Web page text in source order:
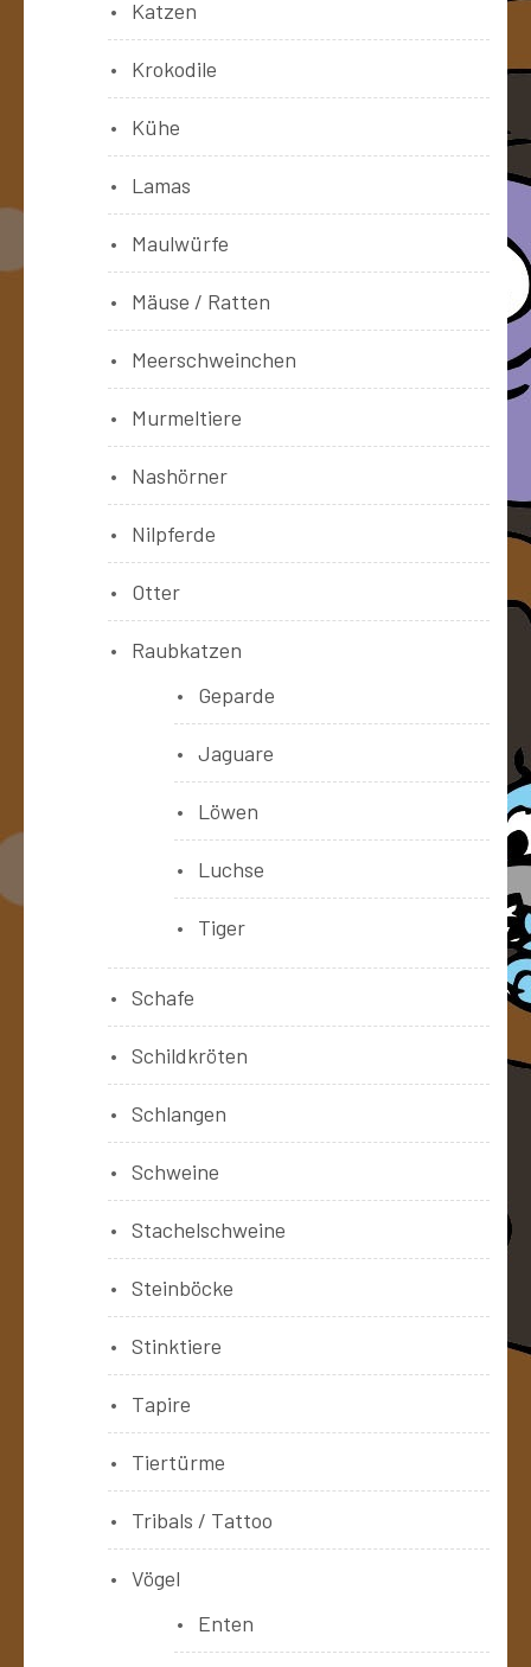
Katzen
Krokodile
Kühe
Lamas
Maulwürfe
Mäuse / Ratten
Meerschweinchen
Murmeltiere
Nashörner
Nilpferde
Otter
Raubkatzen
Geparde
Jaguare
Löwen
Luchse
Tiger
Schafe
Schildkröten
Schlangen
Schweine
Stachelschweine
Steinböcke
Stinktiere
Tapire
Tiertürme
Tribals / Tattoo
Vögel
Enten